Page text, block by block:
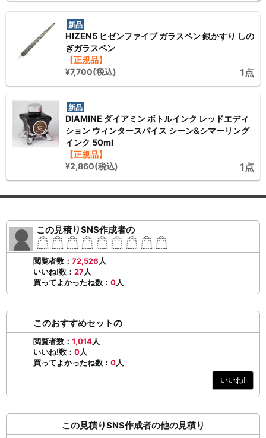
新品
HIZEN5 ヒゼンファイブ ガラスペン 銀かすり しの
ぎガラスペン
【正規品】
¥7,700(税込)
1点
新品
DIAMINE ダイアミン ボトルインク レッドエディ
ション ウィンタースパイス シーン&シマーリング
インク 50ml
【正規品】
¥2,860(税込)
1点
この見積りSNS作成者の
閲覧者数： 72,526 人
いいね!数： 27人
買ってよかったね数： 0人
このおすすめセットの
閲覧者数： 1,014人
いいね!数： 0人
買ってよかったね数： 0人
いいね!
この見積りSNS作成者の他の見積り